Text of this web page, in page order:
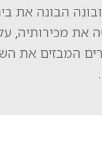
הבונה את
את מכירותיה,
המבזים את